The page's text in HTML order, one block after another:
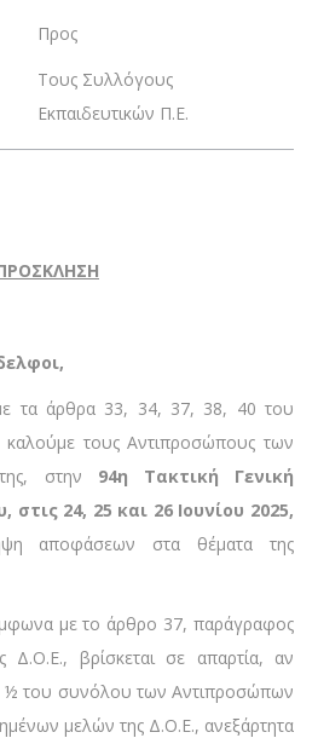
Προς
Τους Συλλόγους
Εκπαιδευτικών Π.Ε.
33, 34, 37, 38, 40 του
καλούμε τους Αντιπροσώπους των
στην 94η Τακτική Γενική
24, 25 και 26 Ιουνίου 2025,
αποφάσεων στα θέματα της
με το άρθρο 37, παράγραφος
Δ.Ο.Ε., βρίσκεται σε απαρτία, αν
½ του συνόλου των Αντιπροσώπων
μελών της Δ.Ο.Ε., ανεξάρτητα